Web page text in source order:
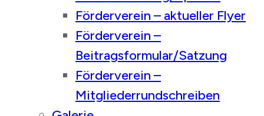
Förderverein – aktueller Flyer
Förderverein –
Beitragsformular/Satzung
Förderverein –
Mitgliederrundschreiben